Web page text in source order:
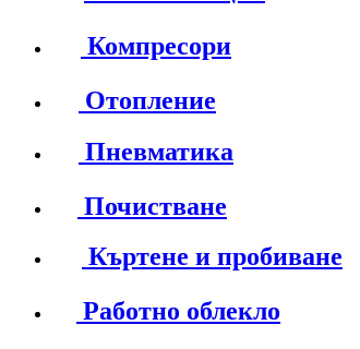
Компресори
Отопление
Пневматика
Почистване
Къртене и пробиване
Работно облекло